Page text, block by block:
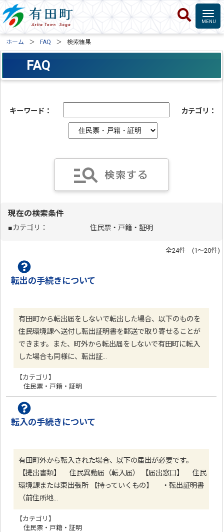
ホーム FAQ 検索結果
FAQ
キーワード： カテゴリ：
現在の検索条件
■カテゴリ： 住民票・戸籍・証明
全24件 (1～20件)
転出の手続きについて
有田町から転出届をしないで転出した場合、以下のものを
住民環境課へ送付し転出証明書を郵送で取り寄せることが
できます。また、町外から転出届をしないで有田町に転入
した場合も同様に、転出証…
【カテゴリ】
住民票・戸籍・証明
転入の手続きについて
有田町外から転入された場合、以下の届出が必要です。
【提出書類】 住民異動届（転入届） 【届出窓口】 住民
環境課または東出張所 【持っていくもの】 ・転出証明書
（前住所地…
【カテゴリ】
住民票・戸籍・証明